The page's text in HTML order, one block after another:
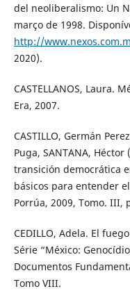
del neoliberalismo: Un
março de 1998.
http://
2020).
CASTELLANOS, Laura.
Era, 2007.
CASTILLO, Germán
Puga, SANTANA,
transición democrática
básicos para entender
Porrúa, 2009, Tomo. III,
CEDILLO, Adela. El
Série “México:
Documentos
Tomo VIII.